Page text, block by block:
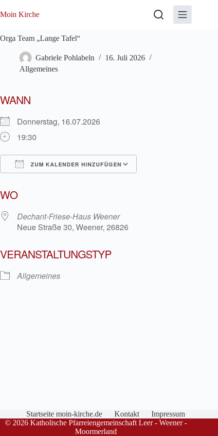
Inhalt
Moin Kirche
Orga Team „Lange Tafel“
Gabriele Pohlabeln
16. Juli 2026
Allgemeines
WANN
Donnerstag, 16.07.2026
19:30
ZUM KALENDER HINZUFÜGEN
WO
Dechant-Friese-Haus Weener
Neue Straße 30, Weener, 26826
VERANSTALTUNGSTYP
Allgemeines
Startseite moin-kirche.de Kontakt
Impressum
© 2026 Katholische Pfarreiengemeinschaft Leer - Weener -
Moormerland